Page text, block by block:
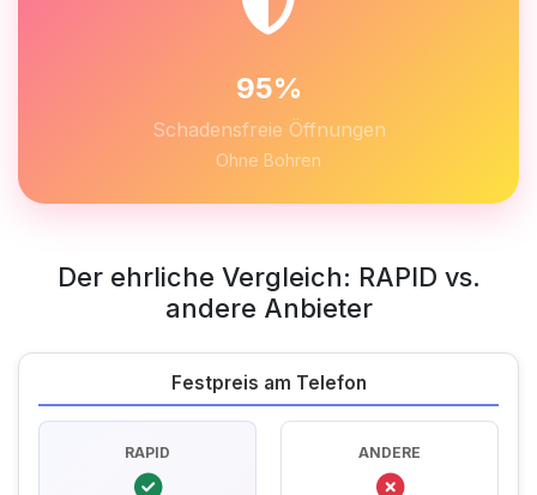
95%
Schadensfreie Öffnungen
Ohne Bohren
Der ehrliche Vergleich: RAPID vs.
andere Anbieter
Festpreis am Telefon
RAPID ANDERE